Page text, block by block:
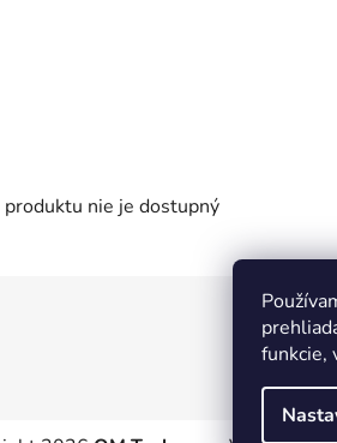
funkcie,
produktu nie je dostupný